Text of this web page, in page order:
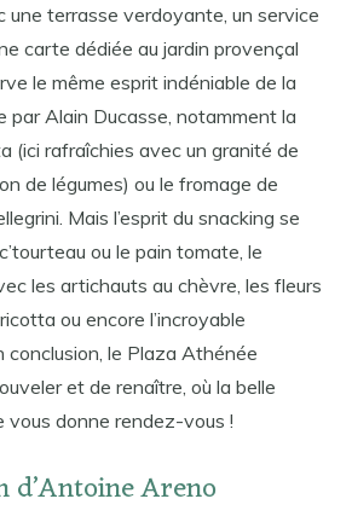
une terrasse verdoyante, un service
carte dédiée au jardin provençal
le même esprit indéniable de la
par Alain Ducasse, notamment la
(ici rafraîchies avec un granité de
de légumes) ou le fromage de
Mais l’esprit du snacking se
ou le pain tomate, le
les artichauts au chèvre, les fleurs
ou encore l’incroyable
conclusion, le Plaza Athénée
et de renaître, où la belle
vous donne rendez-vous !
Areno